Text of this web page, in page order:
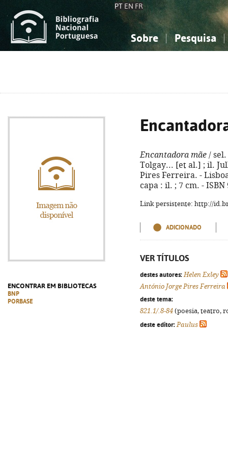
PT EN FR
Sobre Pesquisa
ENCONTRAR EM BIBLIOTECAS
BNP
PORBASE
Encantadora mãe /
Tolgay... [et al.] ; il.
Pires Ferreira. -
capa : il. ; 7 cm. - ISBN
Link persistente: http://
ADICIONADO
VER TÍTULOS
destes autores: Helen Exley
António Jorge Pires Ferreira
deste tema:
821.1/.8-84 (poesia, teatro,
deste editor: Paulus